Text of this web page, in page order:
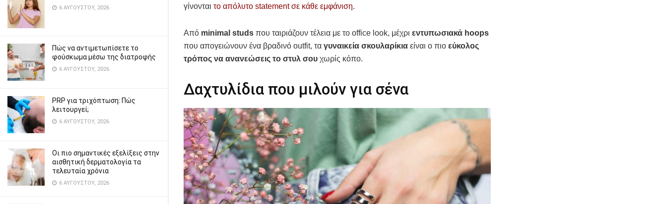
6 ΑΥΓΟΎΣΤΟΥ, 2026
Πώς να αντιμετωπίσετε το
φούσκωμα μέσω της διατροφής
6 ΑΥΓΟΎΣΤΟΥ, 2026
PRP για τριχόπτωση: Πώς
λειτουργεί;
6 ΑΥΓΟΎΣΤΟΥ, 2026
Οι πιο σημαντικές εξελίξεις στην
αισθητική δερματολογία τα
τελευταία χρόνια
6 ΑΥΓΟΎΣΤΟΥ, 2026
γίνονται το απόλυτο statement σε κάθε εμφάνιση.
Από minimal studs που ταιριάζουν τέλεια με το office look, μέχρι εντυπωσιακά hoops
που απογειώνουν ένα βραδινό outfit, τα γυναικεία σκουλαρίκια είναι ο πιο εύκολος
τρόπος να ανανεώσεις το στυλ σου χωρίς κόπο.
Δαχτυλίδια που μιλούν για σένα